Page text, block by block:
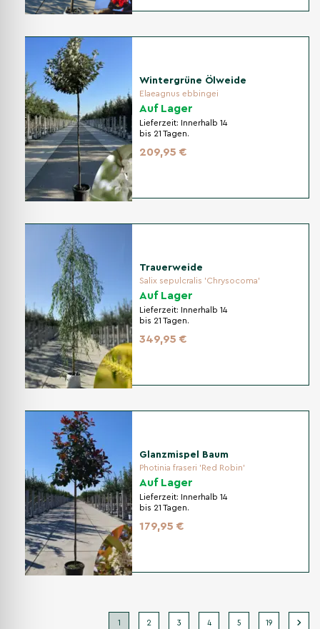
Wintergrüne Ölweide
Elaeagnus ebbingei
Auf Lager
Lieferzeit:
Innerhalb 14
bis 21 Tagen.
209,95 €
Trauerweide
Salix sepulcralis 'Chrysocoma'
Auf Lager
Lieferzeit:
Innerhalb 14
bis 21 Tagen.
349,95 €
Glanzmispel Baum
Photinia fraseri 'Red Robin'
Auf Lager
Lieferzeit:
Innerhalb 14
bis 21 Tagen.
179,95 €
1 2 3 4 5 19